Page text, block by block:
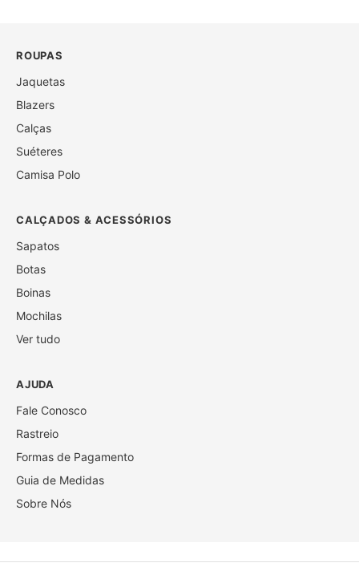
ROUPAS
Jaquetas
Blazers
Calças
Suéteres
Camisa Polo
CALÇADOS & ACESSÓRIOS
Sapatos
Botas
Boinas
Mochilas
Ver tudo
AJUDA
Fale Conosco
Rastreio
Formas de Pagamento
Guia de Medidas
Sobre Nós